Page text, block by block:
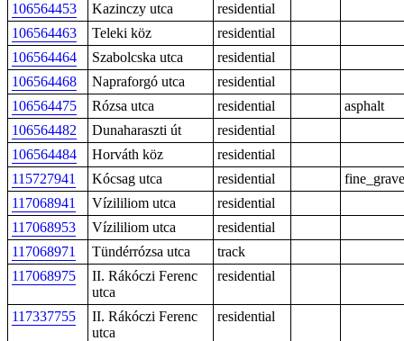
106564453
Kazinczy utca
residential
106564463
Teleki köz
residential
106564464
Szabolcska utca
residential
106564468
Napraforgó utca
residential
106564475
Rózsa utca residential
asphalt
106564482
Dunaharaszti út
residential
106564484
Horváth köz
residential
115727941
Kócsag utca residential
117068941
Vízililiom utca
residential
117068953
Vízililiom utca
residential
117068971
Tündérrózsa utca
track
117068975
II. Rákóczi Ferenc
utca
residential
117337755
II. Rákóczi Ferenc
utca
residential